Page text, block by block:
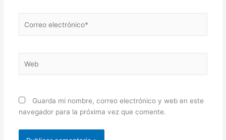
electrónico*
Guarda mi nombre, correo electrónico y web en este
navegador para la próxima vez que comente.